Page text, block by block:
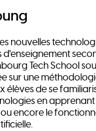
nouvelles
d'enseignement
Tech School
sur une
élèves de se
en
encore le